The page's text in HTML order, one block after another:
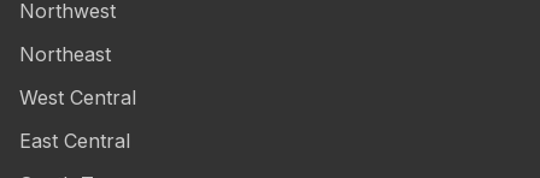
Northeast
West Central
East Central
South Texas